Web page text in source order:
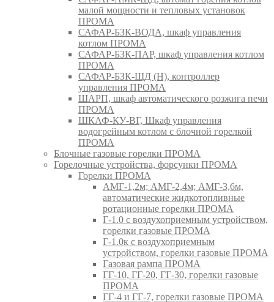
малой мощности и тепловых установок
ПРОМА
САФАР-БЗК-ВОДА, шкаф управления
котлом ПРОМА
САФАР-БЗК-ПАР, шкаф управления котлом
ПРОМА
САФАР-БЗК-ЩД (Н), контроллер
управления ПРОМА
ШАРП, шкаф автоматического розжига печи
ПРОМА
ШКАФ-КУ-ВГ, Шкаф управления
водогрейным котлом с блочной горелкой
ПРОМА
Блочные газовые горелки ПРОМА
Горелочные устройства, форсунки ПРОМА
Горелки ПРОМА
АМГ-1,2м; АМГ-2,4м; АМГ-3,6м,
автоматические жидкотопливные
ротационные горелки ПРОМА
Г-1.0 с воздухоприемным устройством,
горелки газовые ПРОМА
Г-1.0к с воздухоприемным
устройством, горелки газовые ПРОМА
Газовая рампа ПРОМА
ГГ-10, ГГ-20, ГГ-30, горелки газовые
ПРОМА
ГГ-4 и ГГ-7, горелки газовые ПРОМА